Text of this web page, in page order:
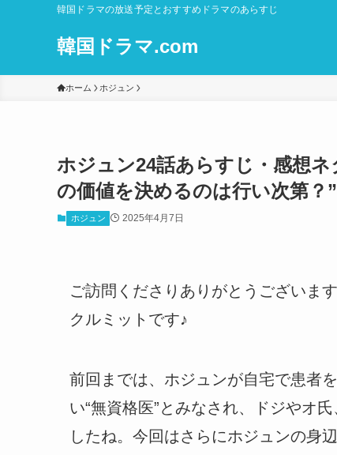
韓国ドラマの放送予定とおすすめドラマのあらすじ
韓国ドラマ.com
ホーム ホジュン
ホジュン24話あらすじ・感想
の価値を決めるのは行い次第？”
ホジュン 2025年4月7日
ご訪問くださりありがとうございます
クルミットです♪
前回までは、ホジュンが自宅で患者
い“無資格医”とみなされ、ドジやオ
したね。今回はさらにホジュンの身